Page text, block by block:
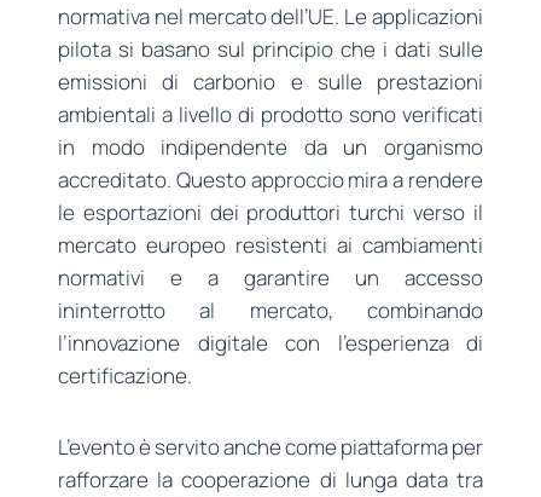
normativa nel mercato dell’UE. Le applicazioni
pilota si basano sul principio che i dati sulle
emissioni di carbonio e sulle prestazioni
ambientali a livello di prodotto sono verificati
in modo indipendente da un organismo
accreditato. Questo approccio mira a rendere
le esportazioni dei produttori turchi verso il
mercato europeo resistenti ai cambiamenti
normativi e a garantire un accesso
ininterrotto al mercato, combinando
l’innovazione digitale con l’esperienza di
certificazione.
L’evento è servito anche come piattaforma per
rafforzare la cooperazione di lunga data tra